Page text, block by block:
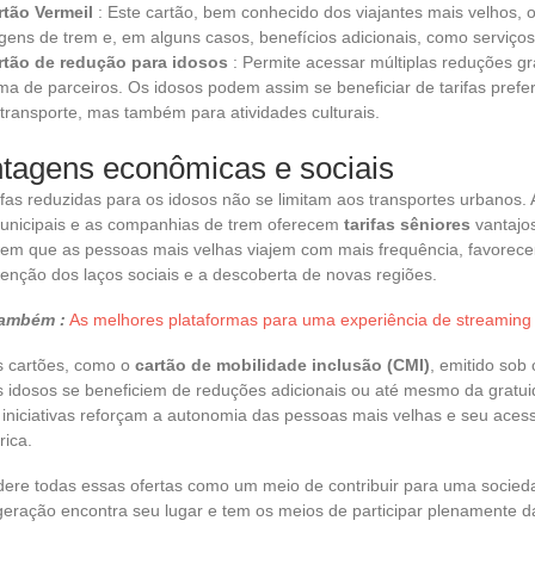
Vermeil : Este cartão, bem conhecido dos viajantes mais velhos,
de trem e, em alguns casos, benefícios adicionais, como
de redução para idosos : Permite acessar múltiplas reduções
de parceiros. Os idosos podem assim se beneficiar de tarifas
mas também para atividades culturais.
econômicas e sociais
reduzidas para os idosos não se limitam aos transportes urbanos.
e as companhias de trem oferecem tarifas sêniores
que as pessoas mais velhas viajem com mais frequência,
dos laços sociais e a descoberta de novas regiões.
: As melhores plataformas para uma experiência de streaming
cartões, como o cartão de mobilidade inclusão (CMI) , emitido
idosos se beneficiem de reduções adicionais ou até mesmo da
iniciativas reforçam a autonomia das pessoas mais velhas e seu
todas essas ofertas como um meio de contribuir para uma
encontra seu lugar e tem os meios de participar plenamente